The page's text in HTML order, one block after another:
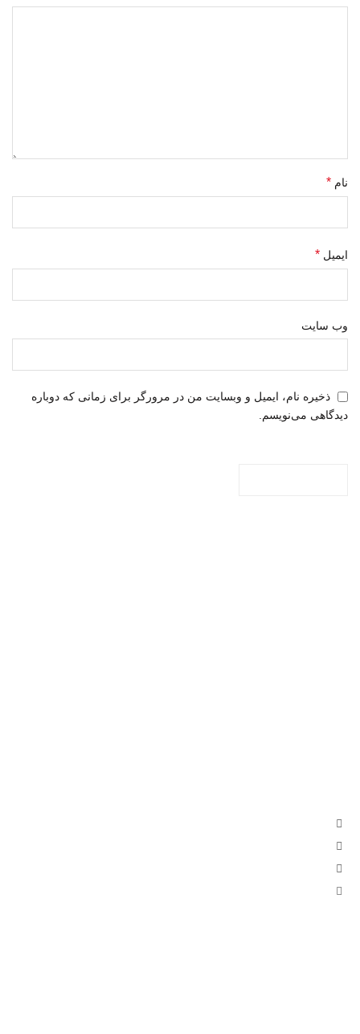
نام *
ایمیل *
وب‌ سایت
ذخیره نام، ایمیل و وبسایت من در مرورگر برای زمانی که دوباره
دیدگاهی می‌نویسم.